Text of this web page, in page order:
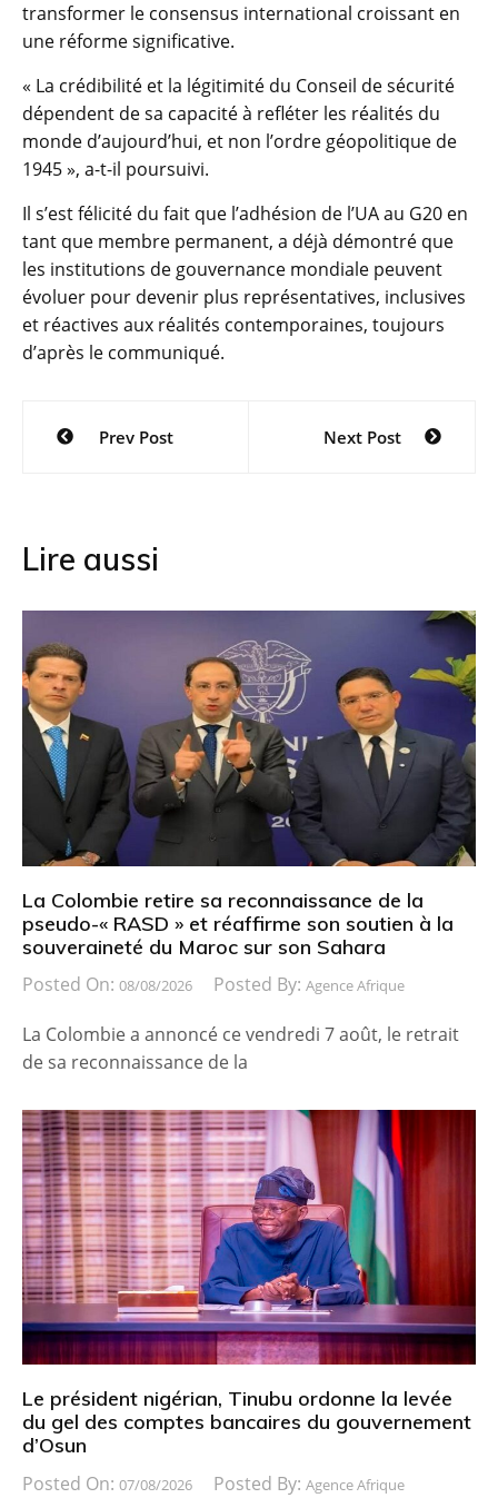
transformer le consensus international croissant en
une réforme significative.
« La crédibilité et la légitimité du Conseil de sécurité
dépendent de sa capacité à refléter les réalités du
monde d’aujourd’hui, et non l’ordre géopolitique de
1945 », a-t-il poursuivi.
Il s’est félicité du fait que l’adhésion de l’UA au G20 en
tant que membre permanent, a déjà démontré que
les institutions de gouvernance mondiale peuvent
évoluer pour devenir plus représentatives, inclusives
et réactives aux réalités contemporaines, toujours
d’après le communiqué.
Navigation
Prev Post Next Post
Lire aussi
La Colombie retire sa reconnaissance de la
pseudo-« RASD » et réaffirme son soutien à la
souveraineté du Maroc sur son Sahara
Posted On: 08/08/2026 Posted By: Agence Afrique
La Colombie a annoncé ce vendredi 7 août, le retrait
de sa reconnaissance de la
Le président nigérian, Tinubu ordonne la levée
du gel des comptes bancaires du gouvernement
d’Osun
Posted On: 07/08/2026 Posted By: Agence Afrique